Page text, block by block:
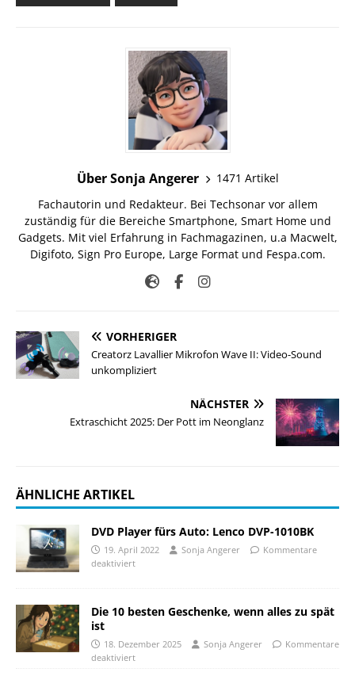
Über Sonja Angerer
1471 Artikel
Fachautorin und Redakteur. Bei Techsonar vor allem
zuständig für die Bereiche Smartphone, Smart Home und
Gadgets. Mit viel Erfahrung in Fachmagazinen, u.a Macwelt,
Digifoto, Sign Pro Europe, Large Format und Fespa.com.
VORHERIGER
Creatorz Lavallier Mikrofon Wave II: Video-Sound
unkompliziert
NÄCHSTER
Extraschicht 2025: Der Pott im Neonglanz
ÄHNLICHE ARTIKEL
DVD Player fürs Auto: Lenco DVP-1010BK
19. April 2022 Sonja Angerer
Kommentare
deaktiviert
Die 10 besten Geschenke, wenn alles zu spät
ist
18. Dezember 2025 Sonja Angerer
Kommentare
deaktiviert